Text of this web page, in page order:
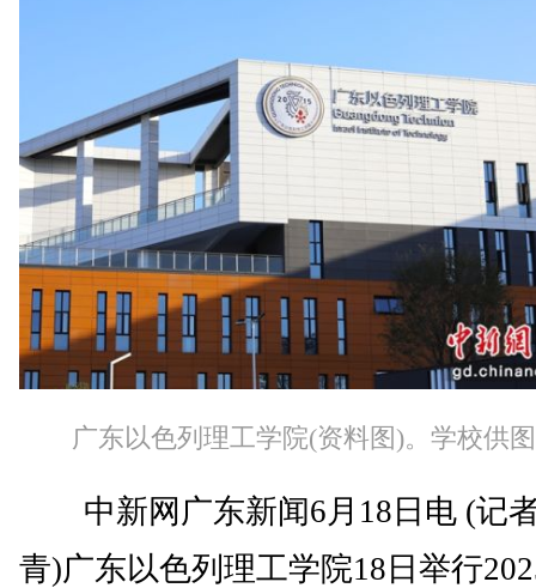
广东以色列理工学院(资料图)。学校供图
中新网广东新闻6月18日电 (记
青)广东以色列理工学院18日举行